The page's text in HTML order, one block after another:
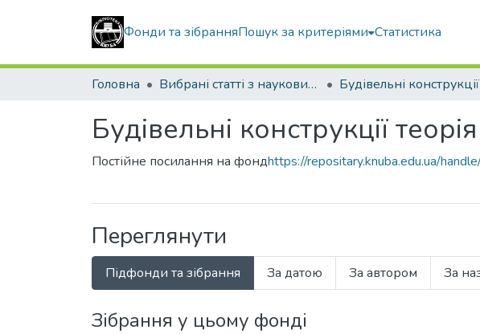
Фонди та зібранняПошук за критеріями Статистика
Головна Вибрані статті з наукових збірників КНУБА
Будівельні конструкції
Постійне посилання на фондhttps://repositary.knuba.edu.ua/
Переглянути
Підфонди та зібрання За датою За автором За
Зібрання у цьому фонді